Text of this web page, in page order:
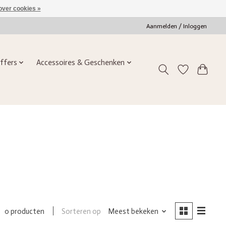
Aanmelden / Inloggen
Accessoires & Geschenken
0 producten Sorteren op Meest bekeken
cookies »